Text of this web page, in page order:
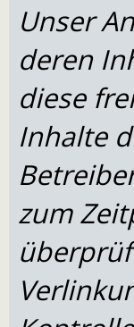
Unser
deren
diese
Inhalte
zum